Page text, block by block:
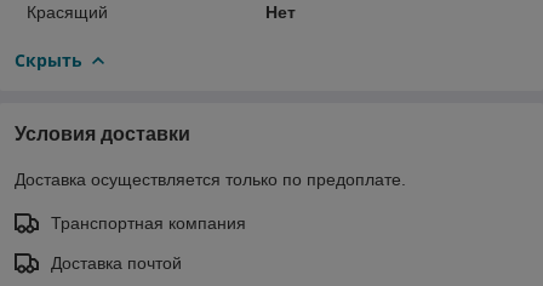
Красящий
Нет
Скрыть
Условия доставки
Доставка осуществляется только по предоплате.
Транспортная компания
Доставка почтой